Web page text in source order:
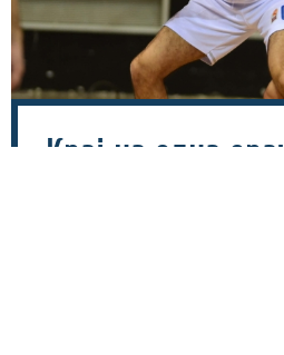
Крај на една ера: